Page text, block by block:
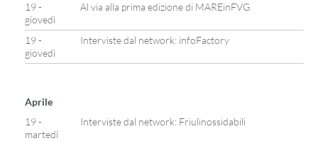
19 -
giovedì
Al via alla prima edizione di MAREinFVG
19 -
giovedì
Interviste dal network: infoFactory
Aprile
19 -
martedì
Interviste dal network: Friulinossidabili